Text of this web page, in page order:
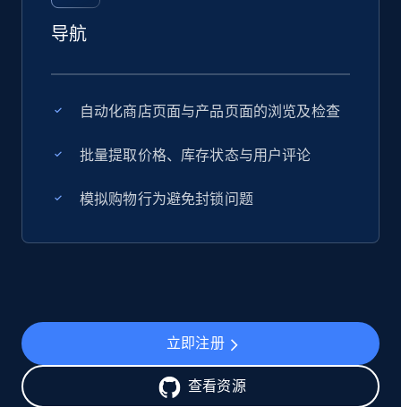
导航
自动化商店页面与产品页面的浏览及检查
批量提取价格、库存状态与用户评论
模拟购物行为避免封锁问题
立即注册
查看资源